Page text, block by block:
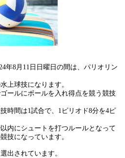
年8月11日日曜日の間は、パリオリン
上球技になります。
ールにボールを入れ得点を競う競技
時間は1試合で、1ピリオド8分を4ピ
内にシュートを打つルールとなって
技になっています。
出されています。